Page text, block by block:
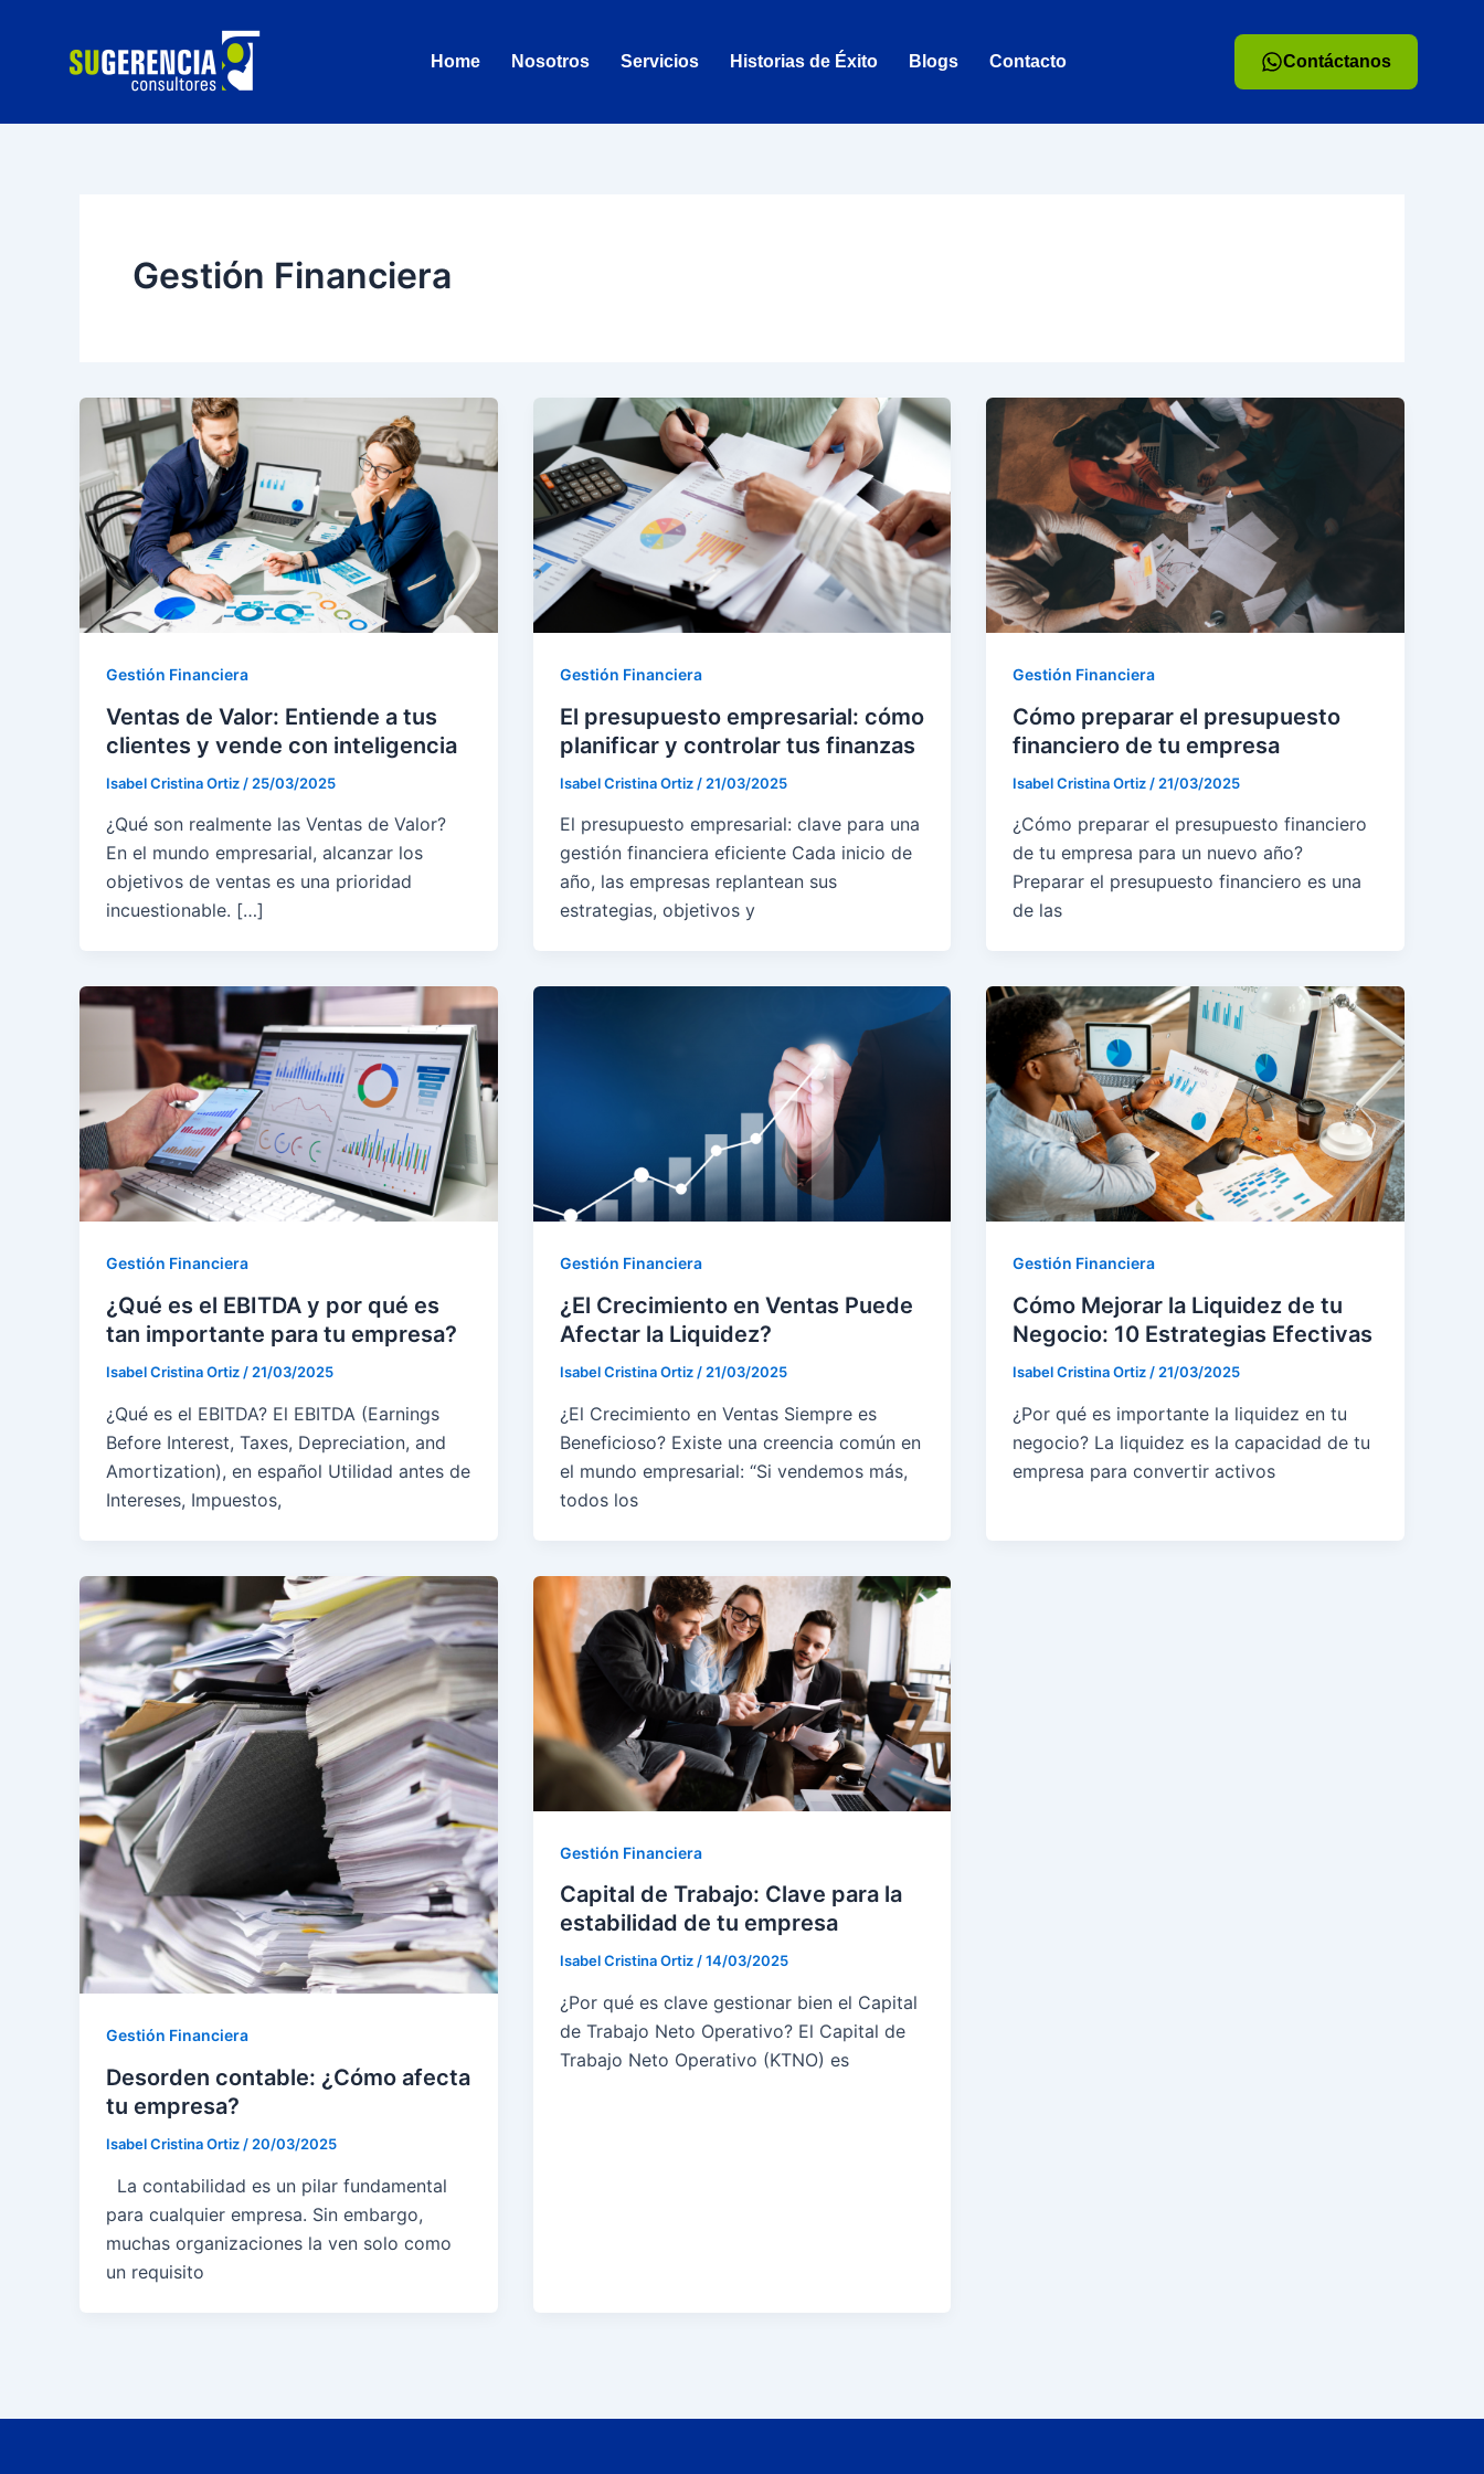
contenido
Home Nosotros Servicios Historias de Éxito Blogs Contacto Contáctanos
Gestión Financiera
Gestión Financiera
Ventas de Valor: Entiende a tus
clientes y vende con inteligencia
Isabel Cristina Ortiz / 25/03/2025
¿Qué son realmente las Ventas de Valor?
En el mundo empresarial, alcanzar los
objetivos de ventas es una prioridad
incuestionable. […]
Gestión Financiera
El presupuesto empresarial: cómo
planificar y controlar tus finanzas
Isabel Cristina Ortiz / 21/03/2025
El presupuesto empresarial: clave para una
gestión financiera eficiente Cada inicio de
año, las empresas replantean sus
estrategias, objetivos y
Gestión Financiera
Cómo preparar el presupuesto
financiero de tu empresa
Isabel Cristina Ortiz / 21/03/2025
¿Cómo preparar el presupuesto financiero
de tu empresa para un nuevo año?
Preparar el presupuesto financiero es una
de las
Gestión Financiera
¿Qué es el EBITDA y por qué es
tan importante para tu empresa?
Isabel Cristina Ortiz / 21/03/2025
¿Qué es el EBITDA? El EBITDA (Earnings
Before Interest, Taxes, Depreciation, and
Amortization), en español Utilidad antes de
Intereses, Impuestos,
Gestión Financiera
¿El Crecimiento en Ventas Puede
Afectar la Liquidez?
Isabel Cristina Ortiz / 21/03/2025
¿El Crecimiento en Ventas Siempre es
Beneficioso? Existe una creencia común en
el mundo empresarial: “Si vendemos más,
todos los
Gestión Financiera
Cómo Mejorar la Liquidez de tu
Negocio: 10 Estrategias Efectivas
Isabel Cristina Ortiz / 21/03/2025
¿Por qué es importante la liquidez en tu
negocio? La liquidez es la capacidad de tu
empresa para convertir activos
Gestión Financiera
Desorden contable: ¿Cómo afecta
tu empresa?
Isabel Cristina Ortiz / 20/03/2025
La contabilidad es un pilar fundamental
para cualquier empresa. Sin embargo,
muchas organizaciones la ven solo como
un requisito
Gestión Financiera
Capital de Trabajo: Clave para la
estabilidad de tu empresa
Isabel Cristina Ortiz/14/03/2025
¿Por qué es clave gestionar bien el Capital
de Trabajo Neto Operativo? El Capital de
Trabajo Neto Operativo (KTNO) es